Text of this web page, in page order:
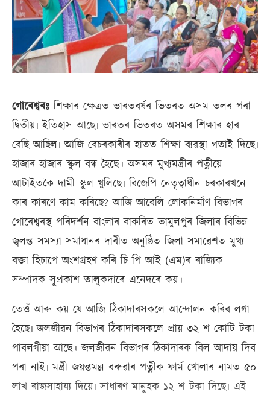
গোৰেশ্বৰঃ শিক্ষাৰ ক্ষেত্ৰত ভাৰতবৰ্ষৰ ভিতৰত অসম তলৰ পৰা
দ্বিতীয়৷ ইতিহাস আছে৷ ভাৰতৰ ভিতৰত অসমৰ শিক্ষাৰ হাৰ
বেছি আছিল৷ আজি বেচৰকাৰীৰ হাতত শিক্ষা ব্যৱস্থা গতাই দিছে৷
হাজাৰ হাজাৰ স্কুল বন্ধ হৈছে। অসমৰ মুখ্যমন্ত্ৰীৰ পত্নীয়ে
আটাইতকৈ দামী স্কুল খুলিছে৷ বিজেপি নেতৃত্বাধীন চৰকাৰখনে
কাৰ কাৰণে কাম কৰিছে? আজি আবেলি লোকনিৰ্মাণ বিভাগৰ
গোৰেশ্বৰস্থ পৰিদৰ্শন বাংলাৰ বাকৰিত তামুলপুৰ জিলাৰ বিভিন্ন
জ্বলন্ত সমস্যা সমাধানৰ দাবীত অনুষ্ঠিত জিলা সমাৱেশত মুখ্য
বক্তা হিচাপে অংশগ্ৰহণ কৰি চি পি আই (এম)ৰ ৰাজ্যিক
সম্পাদক সুপ্ৰকাশ তালুকদাৰে এনেদৰে কয়।
তেওঁ আৰু কয় যে আজি ঠিকাদাৰসকলে আন্দোলন কৰিব লগা
হৈছে৷ জলজীৱন বিভাগৰ ঠিকাদাৰসকলে প্ৰায় ৩২ শ কোটি টকা
পাবলগীয়া আছে। জলজীৱন বিভাগৰ ঠিকাদাৰক বিল আদায় দিব
পৰা নাই৷ মন্ত্ৰী জয়ন্তমল্ল বৰুৱাৰ পত্নীক ফাৰ্ম খোলাৰ নামত ৫০
লাখ ৰাজসাহায্য দিয়ে৷ সাধাৰণ মানুহক ১২ শ টকা দিছে৷ এই